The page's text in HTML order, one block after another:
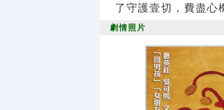
了守護壹切，費盡心
劇情照片